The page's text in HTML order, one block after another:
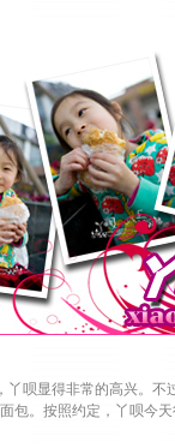
呗显得非常的高兴。不
包。按照约定，丫呗今